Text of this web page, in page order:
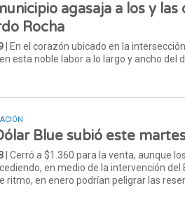
agasaja a los y
Rocha
| En el corazón ubicado en la
esta noble labor a lo largo y ancho del
Blue subió este
| Cerró a $1.360 para la venta, aunque
en medio de la intervención
ritmo, en enero podrían peligrar las